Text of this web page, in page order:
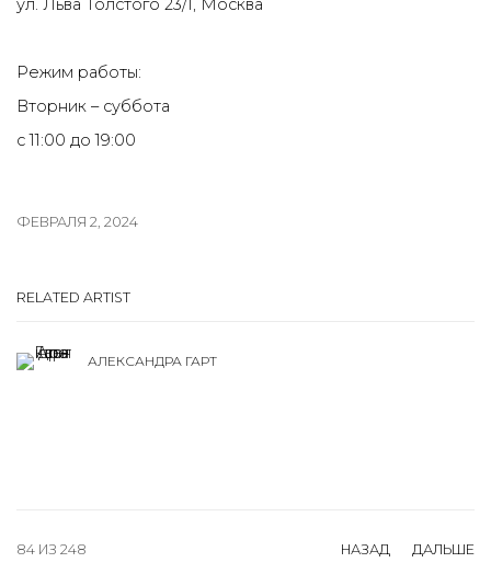
ул. Льва Толстого 23/1, Москва
Режим работы:
Вторник – суббота
с 11:00 до 19:00
ФЕВРАЛЯ 2, 2024
RELATED ARTIST
АЛЕКСАНДРА ГАРТ
НАЗАД ДАЛЬШЕ
84 ИЗ 248